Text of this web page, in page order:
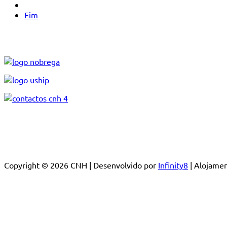
Fim
Copyright © 2026 CNH | Desenvolvido por Infinity8 |